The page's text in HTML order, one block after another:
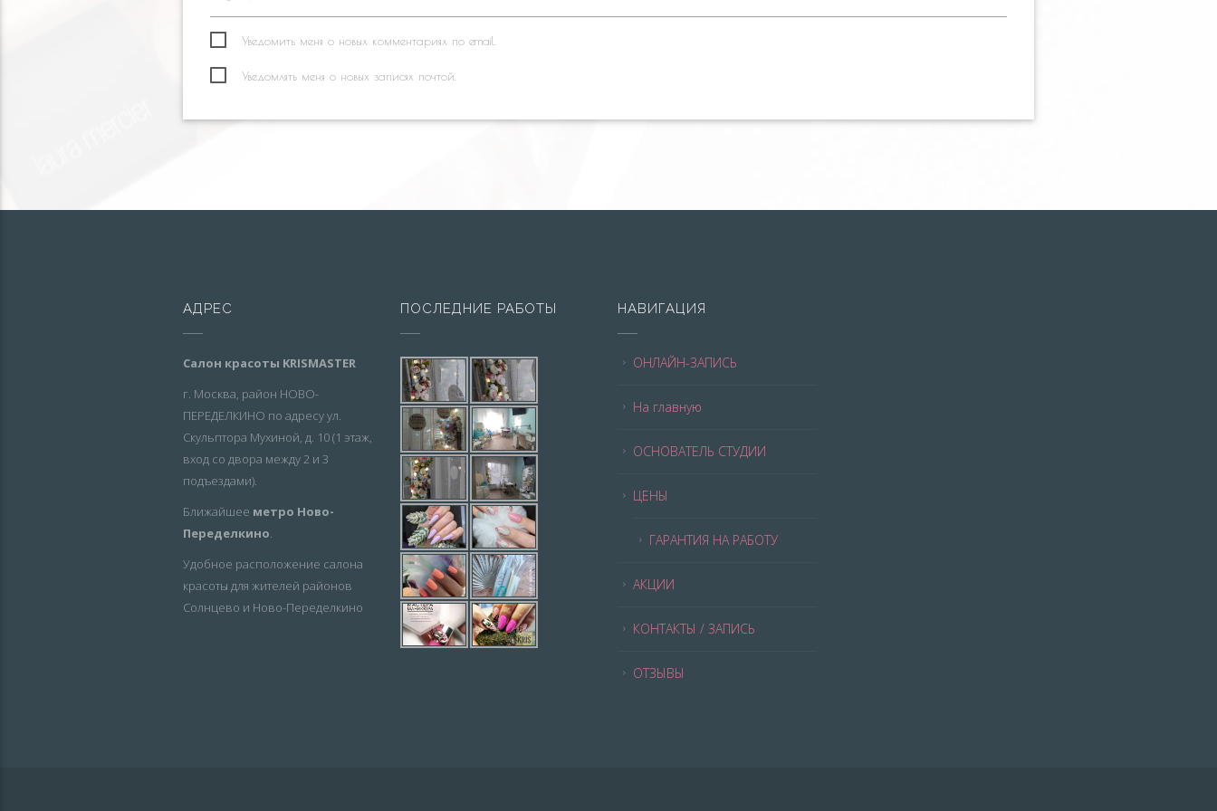
Уведомить меня о новых комментариях по email.
Уведомлять меня о новых записях почтой.
АДРЕС
Салон красоты KRISMASTER
г. Москва, район НОВО-
ПЕРЕДЕЛКИНО по адресу ул.
Скульптора Мухиной, д. 10 (1 этаж,
вход со двора между 2 и 3
подъездами).
Ближайшее метро Ново-
Переделкино.
Удобное расположение салона
красоты для жителей районов
Солнцево и Ново-Переделкино
ПОСЛЕДНИЕ РАБОТЫ НАВИГАЦИЯ
ОНЛАЙН-ЗАПИСЬ
На главную
ОСНОВАТЕЛЬ СТУДИИ
ЦЕНЫ
ГАРАНТИЯ НА РАБОТУ
АКЦИИ
КОНТАКТЫ / ЗАПИСЬ
ОТЗЫВЫ